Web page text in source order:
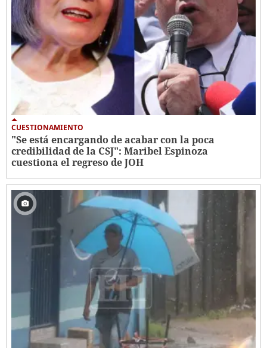
CUESTIONAMIENTO
"Se está encargando de acabar con la poca
credibilidad de la CSJ": Maribel Espinoza
cuestiona el regreso de JOH